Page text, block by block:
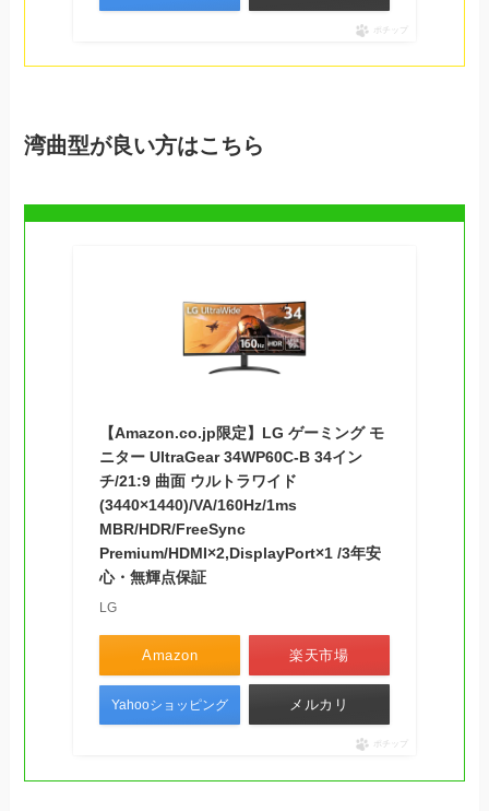
ポチップ
湾曲型が良い方はこちら
【Amazon.co.jp限定】LG ゲーミング モ
ニター UltraGear 34WP60C-B 34イン
チ/21:9 曲面 ウルトラワイド
(3440×1440)/VA/160Hz/1ms
MBR/HDR/FreeSync
Premium/HDMI×2,DisplayPort×1 /3年安
心・無輝点保証
LG
Amazon 楽天市場
Yahooショッピング メルカリ
ポチップ